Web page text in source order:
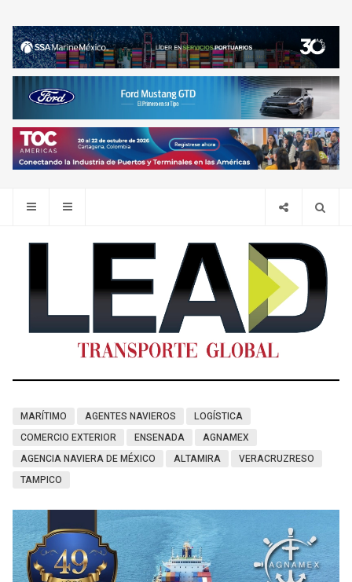
MARÍTIMO AGENTES NAVIEROS
LOGÍSTICA
COMERCIO EXTERIOR
ENSENADA
AGNAMEX
AGENCIA NAVIERA DE MÉXICO
ALTAMIRA
VERACRUZRESO
TAMPICO